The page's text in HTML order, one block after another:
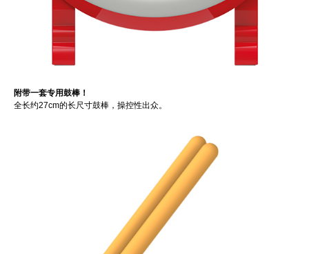
附带一套专用鼓棒！
全长约27cm的长尺寸鼓棒，操控性出众。